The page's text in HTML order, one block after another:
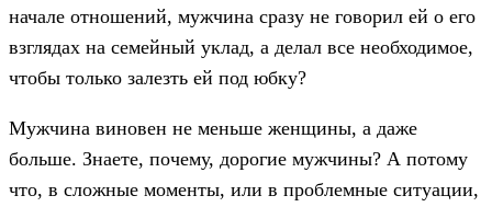
начале отношений, мужчина сразу не говорил ей о его
взглядах на семейный уклад, а делал все необходимое,
чтобы только залезть ей под юбку?
Мужчина виновен не меньше женщины, а даже
больше. Знаете, почему, дорогие мужчины? А потому
что, в сложные моменты, или в проблемные ситуации,